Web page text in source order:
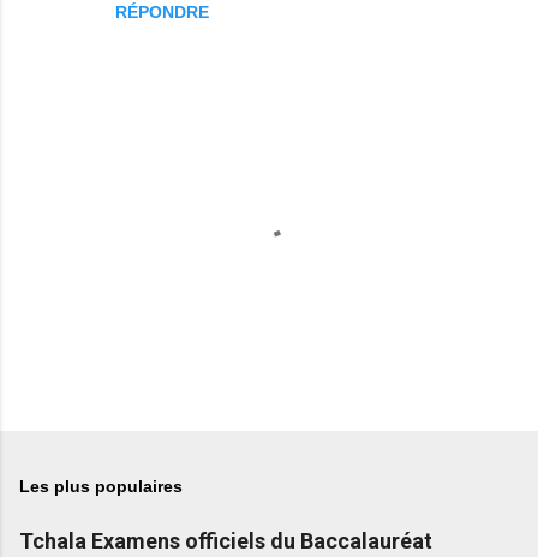
RÉPONDRE
l
r
Les plus populaires
Tchala Examens officiels du Baccalauréat